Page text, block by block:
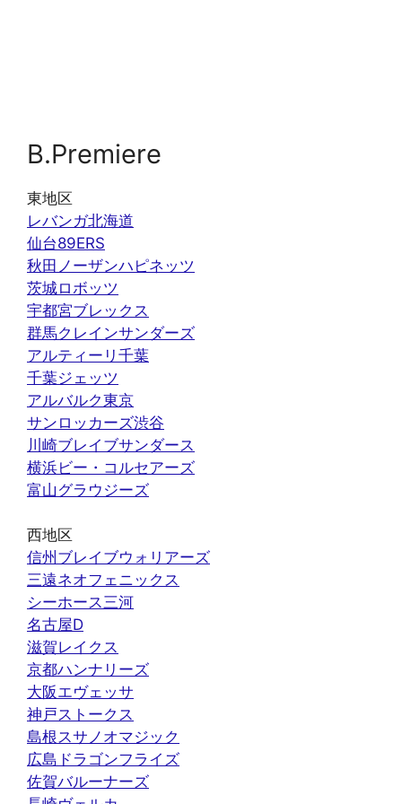
B.Premiere
東地区
レバンガ北海道
仙台89ERS
秋田ノーザンハピネッツ
茨城ロボッツ
宇都宮ブレックス
群馬クレインサンダーズ
アルティーリ千葉
千葉ジェッツ
アルバルク東京
サンロッカーズ渋谷
川崎ブレイブサンダース
横浜ビー・コルセアーズ
富山グラウジーズ
西地区
信州ブレイブウォリアーズ
三遠ネオフェニックス
シーホース三河
名古屋D
滋賀レイクス
京都ハンナリーズ
大阪エヴェッサ
神戸ストークス
島根スサノオマジック
広島ドラゴンフライズ
佐賀バルーナーズ